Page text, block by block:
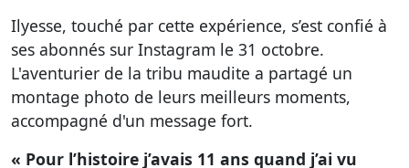
Ilyesse, touché par cette expérience, s’est confié à
ses abonnés sur Instagram le 31 octobre.
L'aventurier de la tribu maudite a partagé un
montage photo de leurs meilleurs moments,
accompagné d'un message fort.
« Pour l’histoire j’avais 11 ans quand j’ai vu